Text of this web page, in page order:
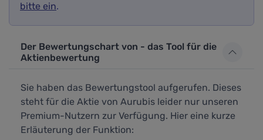
bitte ein.
Der Bewertungschart von - das Tool für die
Aktienbewertung
Sie haben das Bewertungstool aufgerufen. Dieses
steht für die Aktie von Aurubis leider nur unseren
Premium-Nutzern zur Verfügung. Hier eine kurze
Erläuterung der Funktion: